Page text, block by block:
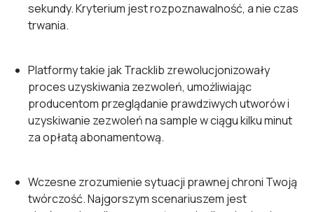
sekundy. Kryterium jest rozpoznawalność, a nie czas
trwania.
Platformy takie jak Tracklib zrewolucjonizowały
proces uzyskiwania zezwoleń, umożliwiając
producentom przeglądanie prawdziwych utworów i
uzyskiwanie zezwoleń na sample w ciągu kilku minut
za opłatą abonamentową.
Wczesne zrozumienie sytuacji prawnej chroni Twoją
twórczość. Najgorszym scenariuszem jest